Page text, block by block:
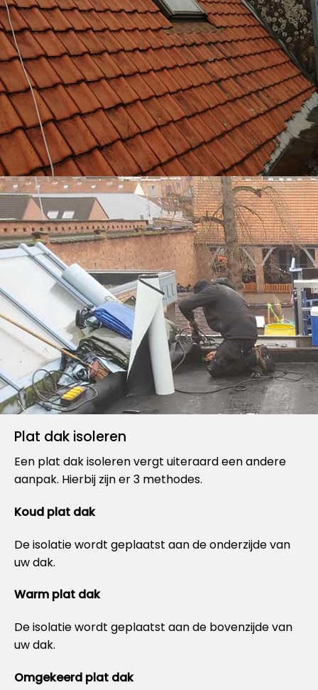
Plat dak isoleren
Een plat dak isoleren vergt uiteraard een andere
aanpak. Hierbij zijn er 3 methodes.
Koud plat dak
De isolatie wordt geplaatst aan de onderzijde van
uw dak.
Warm plat dak
De isolatie wordt geplaatst aan de bovenzijde van
uw dak.
Omgekeerd plat dak